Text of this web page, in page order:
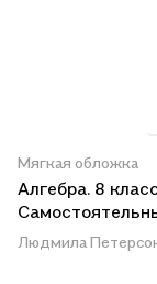
Мягкая обложка
Алгебра. 8
контрольные
Людмила